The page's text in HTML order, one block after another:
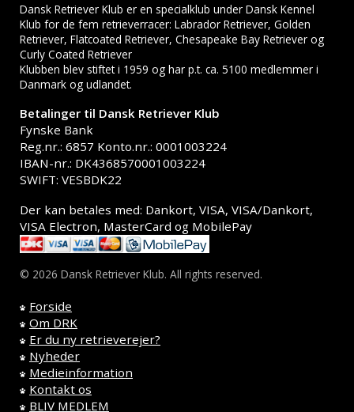
Dansk Retriever Klub er en specialklub under Dansk Kennel
Klub for de fem retrieverracer: Labrador Retriever, Golden
Retriever, Flatcoated Retriever, Chesapeake Bay Retriever og
Curly Coated Retriever
Klubben blev stiftet i 1959 og har p.t. ca. 5100 medlemmer i
Danmark og udlandet.
Betalinger til Dansk Retriever Klub
Fynske Bank
Reg.nr.: 6857 Konto.nr.: 0001003224
IBAN-nr.: DK4368570001003224
SWIFT: VESBDK22
Der kan betales med: Dankort, VISA, VISA/Dankort,
VISA Electron, MasterCard og MobilePay
© 2026 Dansk Retriever Klub. All rights reserved.
Forside
Om DRK
Er du ny retrieverejer?
Nyheder
Medieinformation
Kontakt os
BLIV MEDLEM